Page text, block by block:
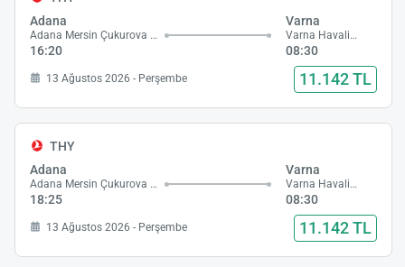
Adana
Adana Mersin Çukurova Havalimanı
16:20
Varna
Varna Havalimanı
08:30
13 Ağustos 2026 - Perşembe 11.142 TL
THY
Adana
Adana Mersin Çukurova Havalimanı
18:25
Varna
Varna Havalimanı
08:30
13 Ağustos 2026 - Perşembe 11.142 TL